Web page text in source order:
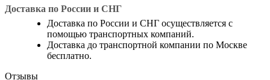
Доставка по России и СНГ
Доставка по России и СНГ осуществляется с
помощью транспортных компаний.
Доставка до транспортной компании по Москве
бесплатно.
Отзывы